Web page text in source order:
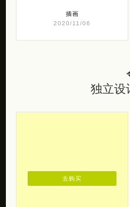
插画
2020/11/06
独立设
去购买